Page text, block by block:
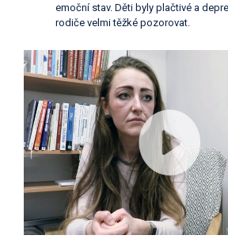
emoční stav. Děti byly plačtivé a
rodiče velmi těžké pozorovat.